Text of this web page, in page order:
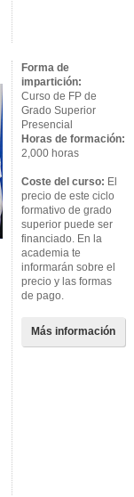
Forma de
impartición:
Curso de FP de
Grado Superior
Presencial
Horas de formación:
2,000 horas
Coste del curso: El
precio de este ciclo
formativo de grado
superior puede ser
financiado. En la
academia te
informarán sobre el
precio y las formas
de pago.
Más información